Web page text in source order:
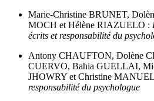
Marie-Christine BRUNET,
MOCH et Hélène RIAZUELO :
écrits et responsabilité du
Antony CHAUFTON, Dolène
CUERVO, Bahia GUELLAI,
JHOWRY et Christine
responsabilité du psychologue